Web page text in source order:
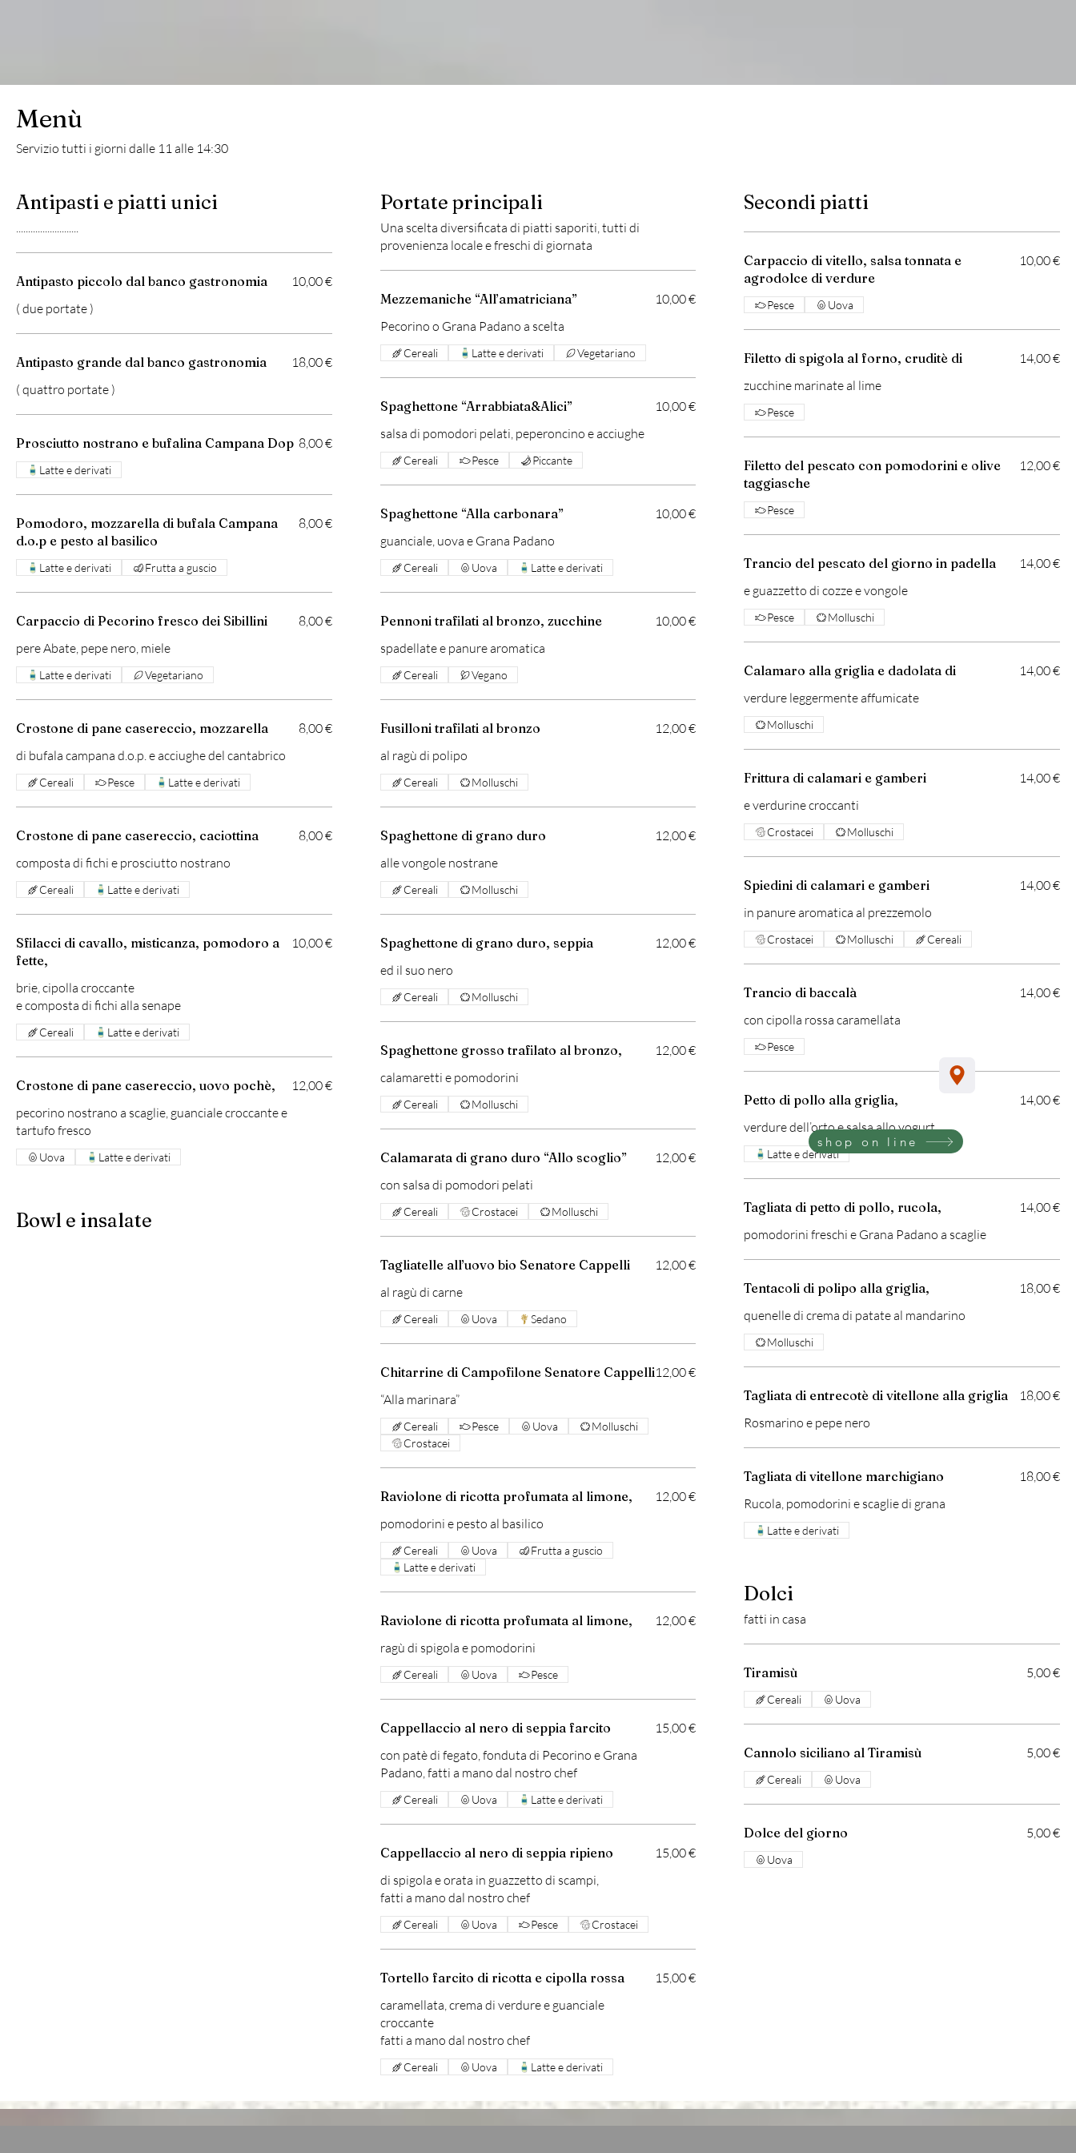
Menù
Servizio tutti i giorni dalle 11 alle 14:30
Antipasti e piatti unici
..........................
Antipasto piccolo dal banco gastronomia
( due portate )
10,00 €
Antipasto grande dal banco gastronomia
( quattro portate )
18,00 €
Prosciutto nostrano e bufalina Campana Dop 8,00 €
Latte e derivati
Pomodoro, mozzarella di bufala Campana
d.o.p e pesto al basilico
8,00 €
Latte e derivati Frutta a guscio
Carpaccio di Pecorino fresco dei Sibillini
pere Abate, pepe nero, miele
8,00 €
Latte e derivati Vegetariano
Crostone di pane casereccio, mozzarella
di bufala campana d.o.p. e acciughe del cantabrico
8,00 €
Cereali Pesce Latte e derivati
Crostone di pane casereccio, caciottina
composta di fichi e prosciutto nostrano
8,00 €
Cereali Latte e derivati
Sfilacci di cavallo, misticanza, pomodoro a
fette,
brie, cipolla croccante
e composta di fichi alla senape
10,00 €
Cereali Latte e derivati
Crostone di pane casereccio, uovo pochè,
pecorino nostrano a scaglie, guanciale croccante e
tartufo fresco
12,00 €
Uova Latte e derivati
Bowl e insalate
Portate principali
Una scelta diversificata di piatti saporiti, tutti di
provenienza locale e freschi di giornata
Mezzemaniche “All’amatriciana”
Pecorino o Grana Padano a scelta
10,00 €
Cereali Latte e derivati Vegetariano
Spaghettone “Arrabbiata&Alici”
salsa di pomodori pelati, peperoncino e acciughe
10,00 €
Cereali Pesce Piccante
Spaghettone “Alla carbonara”
guanciale, uova e Grana Padano
10,00 €
Cereali Uova Latte e derivati
Pennoni trafilati al bronzo, zucchine
spadellate e panure aromatica
10,00 €
Cereali Vegano
Fusilloni trafilati al bronzo
al ragù di polipo
12,00 €
Cereali Molluschi
Spaghettone di grano duro
alle vongole nostrane
12,00 €
Cereali Molluschi
Spaghettone di grano duro, seppia
ed il suo nero
12,00 €
Cereali Molluschi
Spaghettone grosso trafilato al bronzo,
calamaretti e pomodorini
12,00 €
Cereali Molluschi
Calamarata di grano duro “Allo scoglio”
con salsa di pomodori pelati
12,00 €
Cereali Crostacei Molluschi
Tagliatelle all’uovo bio Senatore Cappelli
al ragù di carne
12,00 €
Cereali Uova Sedano
Chitarrine di Campofilone Senatore Cappelli
“Alla marinara”
12,00 €
Cereali Pesce Uova
Molluschi
Crostacei
Raviolone di ricotta profumata al limone,
pomodorini e pesto al basilico
12,00 €
Cereali Uova
Frutta a guscio
Latte e derivati
Raviolone di ricotta profumata al limone,
ragù di spigola e pomodorini
12,00 €
Cereali Uova Pesce
Cappellaccio al nero di seppia farcito
con patè di fegato, fonduta di Pecorino e Grana
Padano, fatti a mano dal nostro chef
15,00 €
Cereali Uova Latte e derivati
Cappellaccio al nero di seppia ripieno
di spigola e orata in guazzetto di scampi,
fatti a mano dal nostro chef
15,00 €
Cereali Uova Pesce Crostacei
Tortello farcito di ricotta e cipolla rossa
caramellata, crema di verdure e guanciale
croccante
fatti a mano dal nostro chef
15,00 €
Cereali Uova Latte e derivati
Secondi piatti
Carpaccio di vitello, salsa tonnata e
agrodolce di verdure
10,00 €
Pesce Uova
Filetto di spigola al forno, cruditè di
zucchine marinate al lime
14,00 €
Pesce
Filetto del pescato con pomodorini e olive
taggiasche
12,00 €
Pesce
Trancio del pescato del giorno in padella
e guazzetto di cozze e vongole
14,00 €
Pesce Molluschi
Calamaro alla griglia e dadolata di
verdure leggermente affumicate
14,00 €
Molluschi
Frittura di calamari e gamberi
e verdurine croccanti
14,00 €
Crostacei Molluschi
Spiedini di calamari e gamberi
in panure aromatica al prezzemolo
14,00 €
Crostacei Molluschi Cereali
Trancio di baccalà
con cipolla rossa caramellata
14,00 €
Pesce
Petto di pollo alla griglia,
verdure dell’orto e salsa allo yogurt
14,00 €
Latte e derivati
Tagliata di petto di pollo, rucola,
pomodorini freschi e Grana Padano a scaglie
14,00 €
Tentacoli di polipo alla griglia,
quenelle di crema di patate al mandarino
18,00 €
Molluschi
Tagliata di entrecotè di vitellone alla griglia
Rosmarino e pepe nero
18,00 €
Tagliata di vitellone marchigiano
Rucola, pomodorini e scaglie di grana
18,00 €
Latte e derivati
Dolci
fatti in casa
Tiramisù 5,00 €
Cereali Uova
Cannolo siciliano al Tiramisù 5,00 €
Cereali Uova
Dolce del giorno 5,00 €
Uova
shop on line